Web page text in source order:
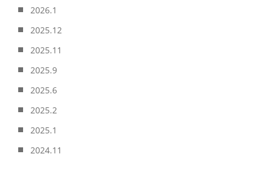
2026.1
2025.12
2025.11
2025.9
2025.6
2025.2
2025.1
2024.11